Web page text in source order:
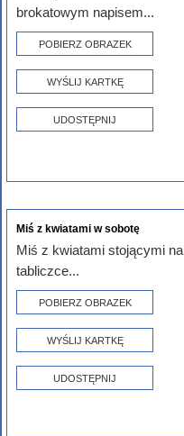
brokatowym napisem...
POBIERZ OBRAZEK
WYŚLIJ KARTKĘ
UDOSTĘPNIJ
Miś z kwiatami w sobotę
Miś z kwiatami stojącymi na
tabliczce...
POBIERZ OBRAZEK
WYŚLIJ KARTKĘ
UDOSTĘPNIJ